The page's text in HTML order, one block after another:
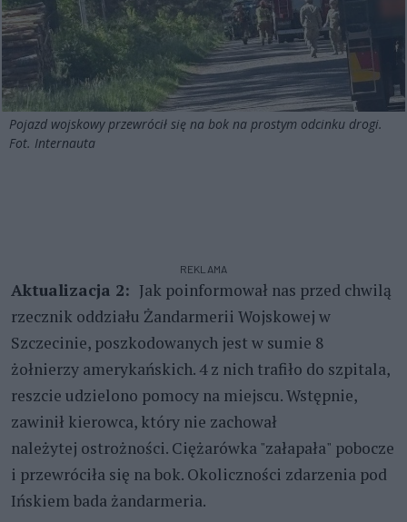
Pojazd wojskowy przewrócił się na bok na prostym odcinku drogi.
Fot. Internauta
REKLAMA
Aktualizacja 2: Jak poinformował nas przed chwilą
rzecznik oddziału Żandarmerii Wojskowej w
Szczecinie, poszkodowanych jest w sumie 8
żołnierzy amerykańskich. 4 z nich trafiło do szpitala,
reszcie udzielono pomocy na miejscu. Wstępnie,
zawinił kierowca, który nie zachował
należytej ostrożności. Ciężarówka "załapała" pobocze
i przewróciła się na bok. Okoliczności zdarzenia pod
Ińskiem bada żandarmeria.